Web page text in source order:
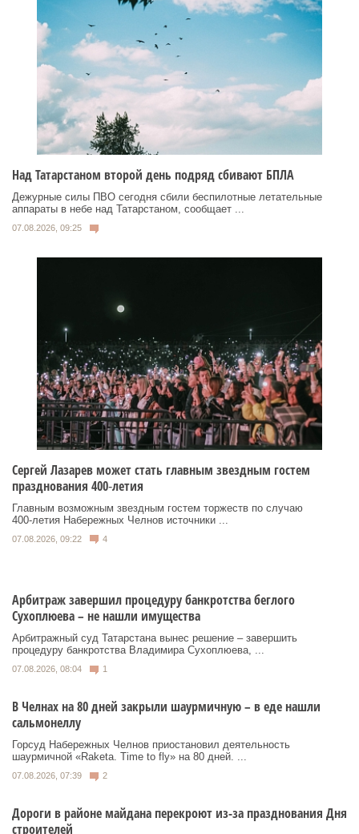
Над Татарстаном второй день подряд сбивают БПЛА
Дежурные силы ПВО сегодня сбили беспилотные летательные
аппараты в небе над Татарстаном, сообщает ...
07.08.2026, 09:25
Сергей Лазарев может стать главным звездным гостем
празднования 400‑летия
Главным возможным звездным гостем торжеств по случаю
400‑летия Набережных Челнов источники ...
07.08.2026, 09:22 4
Арбитраж завершил процедуру банкротства беглого
Сухоплюева – не нашли имущества
Арбитражный суд Татарстана вынес решение – завершить
процедуру банкротства Владимира Сухоплюева, ...
07.08.2026, 08:04 1
В Челнах на 80 дней закрыли шаурмичную – в еде нашли
сальмонеллу
Горсуд Набережных Челнов приостановил деятельность
шаурмичной «Raketa. Time to fly» на 80 дней. ...
07.08.2026, 07:39 2
Дороги в районе майдана перекроют из-за празднования Дня
строителей